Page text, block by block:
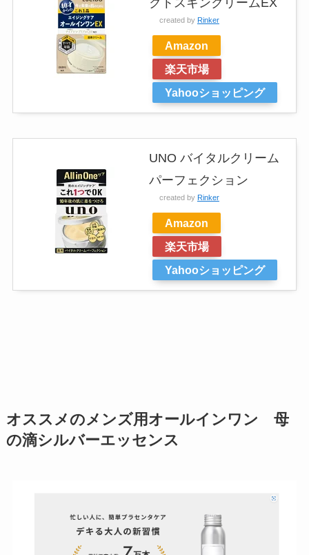
クトスキンクリームEX
created by Rinker
Amazon
楽天市場
Yahooショッピング
UNO バイタルクリーム
パーフェクション
created by Rinker
Amazon
楽天市場
Yahooショッピング
オススメのメンズ用オールインワン 母
の滴シルバーエッセンス